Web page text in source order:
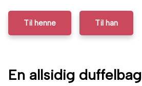
Til henne Til han
En allsidig duffelbag